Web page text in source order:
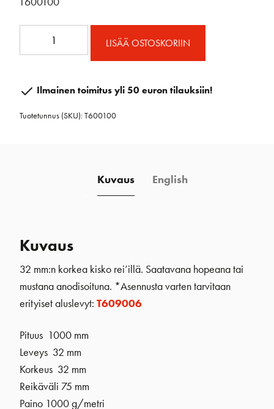
mm
m
LISÄÄ OSTOSKORIIN
Ilmainen toimitus yli 50 euron tilauksiin!
Tuotetunnus (SKU):T600100
Kuvaus English
Kuvaus
32 mm:n korkea kisko rei’illä. Saatavana hopeana tai
mustana anodisoituna. *Asennusta varten tarvitaan
erityiset aluslevyt: T609006
Pituus 1000 mm
Leveys 32 mm
Korkeus 32 mm
Reikäväli 75 mm
Paino 1000 g/metri